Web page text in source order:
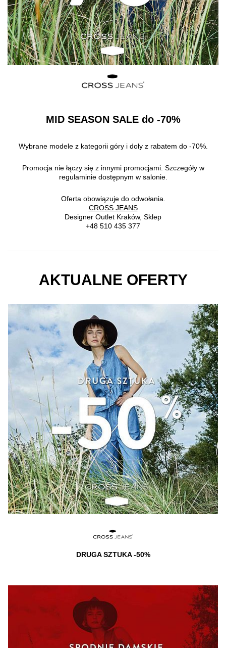
MID SEASON SALE do -70%
Wybrane modele z kategorii góry i doły z rabatem do -70%.
Promocja nie łączy się z innymi promocjami. Szczegóły w
regulaminie dostępnym w salonie.
Oferta obowiązuje do odwołania.
CROSS JEANS
Designer Outlet Kraków, Sklep
+48 510 435 377
AKTUALNE OFERTY
DRUGA SZTUKA -50%